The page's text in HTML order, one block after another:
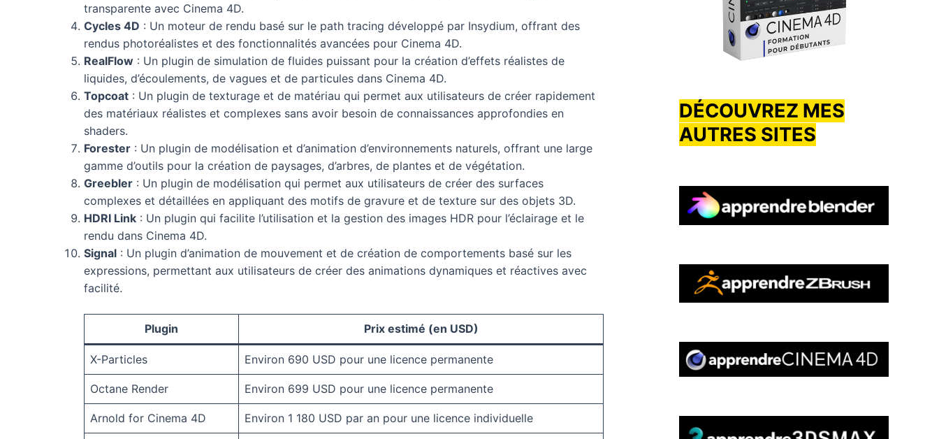
transparente avec Cinema 4D.
Cycles 4D : Un moteur de rendu basé sur le path tracing développé par Insydium, offrant des
rendus photoréalistes et des fonctionnalités avancées pour Cinema 4D.
RealFlow : Un plugin de simulation de fluides puissant pour la création d’effets réalistes de
liquides, d’écoulements, de vagues et de particules dans Cinema 4D.
Topcoat : Un plugin de texturage et de matériau qui permet aux utilisateurs de créer rapidement
des matériaux réalistes et complexes sans avoir besoin de connaissances approfondies en
shaders.
Forester : Un plugin de modélisation et d’animation d’environnements naturels, offrant une large
gamme d’outils pour la création de paysages, d’arbres, de plantes et de végétation.
Greebler : Un plugin de modélisation qui permet aux utilisateurs de créer des surfaces
complexes et détaillées en appliquant des motifs de gravure et de texture sur des objets 3D.
HDRI Link : Un plugin qui facilite l’utilisation et la gestion des images HDR pour l’éclairage et le
rendu dans Cinema 4D.
Signal : Un plugin d’animation de mouvement et de création de comportements basé sur les
expressions, permettant aux utilisateurs de créer des animations dynamiques et réactives avec
facilité.
Plugin Prix estimé (en USD)
X-Particles Environ 690 USD pour une licence permanente
Octane Render Environ 699 USD pour une licence permanente
Arnold for Cinema 4D Environ 1 180 USD par an pour une licence individuelle
DÉCOUVREZ MES
AUTRES SITES